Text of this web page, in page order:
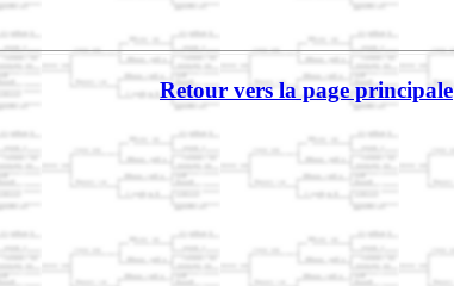
Retour vers la page principale